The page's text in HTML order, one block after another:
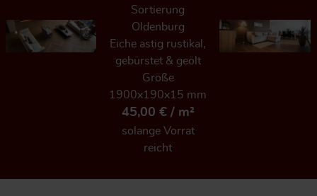
Sortierung
Oldenburg
Eiche astig rustikal,
gebürstet & geölt
Größe
1900x190x15 mm
45,00 € / m²
solange Vorrat
reicht